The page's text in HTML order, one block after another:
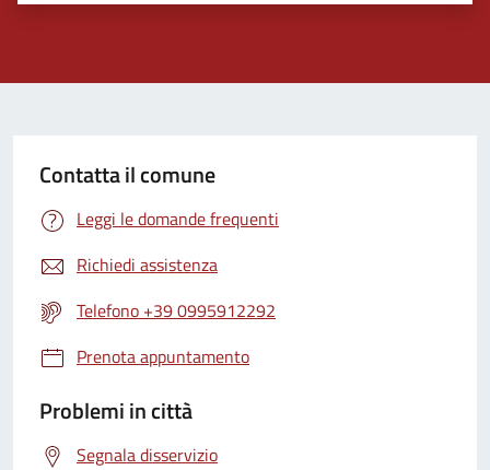
Contatta il comune
Leggi le domande frequenti
Richiedi assistenza
Telefono +39 0995912292
Prenota appuntamento
Problemi in città
Segnala disservizio